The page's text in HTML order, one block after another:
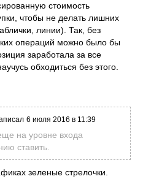
стоимость
чтобы не делать лишних
линии). Так, без
операций можно было бы
заработала за все
обходиться без этого.
6 июля 2016 в 11:39
на уровне входа
ставить.
зеленые стрелочки.